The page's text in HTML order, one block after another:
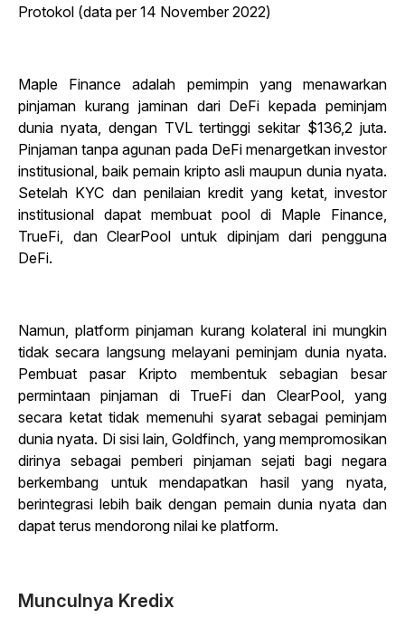
Protokol (data per 14 November 2022)
Maple Finance adalah pemimpin yang menawarkan
pinjaman kurang jaminan dari DeFi kepada peminjam
dunia nyata, dengan TVL tertinggi sekitar $136,2 juta.
Pinjaman tanpa agunan pada DeFi menargetkan investor
institusional, baik pemain kripto asli maupun dunia nyata.
Setelah KYC dan penilaian kredit yang ketat, investor
institusional dapat membuat pool di Maple Finance,
TrueFi, dan ClearPool untuk dipinjam dari pengguna
DeFi.
Namun, platform pinjaman kurang kolateral ini mungkin
tidak secara langsung melayani peminjam dunia nyata.
Pembuat pasar Kripto membentuk sebagian besar
permintaan pinjaman di TrueFi dan ClearPool, yang
secara ketat tidak memenuhi syarat sebagai peminjam
dunia nyata. Di sisi lain, Goldfinch, yang mempromosikan
dirinya sebagai pemberi pinjaman sejati bagi negara
berkembang untuk mendapatkan hasil yang nyata,
berintegrasi lebih baik dengan pemain dunia nyata dan
dapat terus mendorong nilai ke platform.
Munculnya Kredix